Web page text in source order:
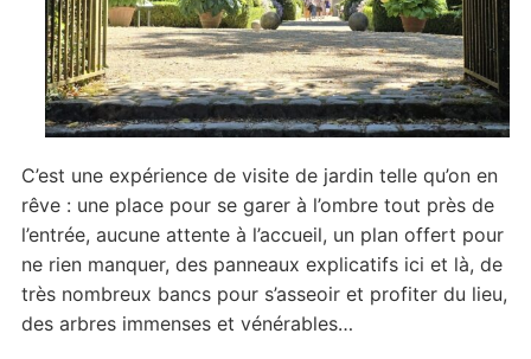
C’est une expérience de visite de jardin telle qu’on en
rêve : une place pour se garer à l’ombre tout près de
l’entrée, aucune attente à l’accueil, un plan offert pour
ne rien manquer, des panneaux explicatifs ici et là, de
très nombreux bancs pour s’asseoir et profiter du lieu,
des arbres immenses et vénérables…